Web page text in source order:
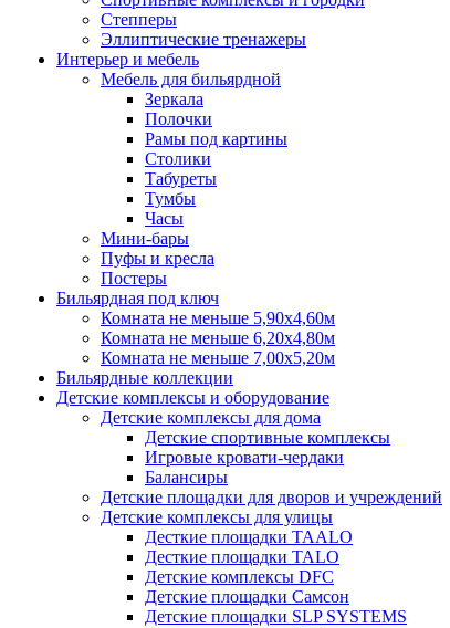
Степперы
Эллиптические тренажеры
Интерьер и мебель
Мебель для бильярдной
Зеркала
Полочки
Рамы под картины
Столики
Табуреты
Тумбы
Часы
Мини-бары
Пуфы и кресла
Постеры
Бильярдная под ключ
Комната не меньше 5,90х4,60м
Комната не меньше 6,20х4,80м
Комната не меньше 7,00х5,20м
Бильярдные коллекции
Детские комплексы и оборудование
Детские комплексы для дома
Детские спортивные комплексы
Игровые кровати-чердаки
Балансиры
Детские площадки для дворов и учреждений
Детские комплексы для улицы
Десткие площадки TAALO
Десткие площадки TALO
Детские комплексы DFC
Детские площадки Самсон
Детские площадки SLP SYSTEMS